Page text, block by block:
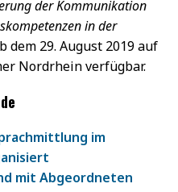
der Kommunikation
in der
dem 29. August 2019 auf
Nordrhein verfügbar.
im
mit Abgeordneten